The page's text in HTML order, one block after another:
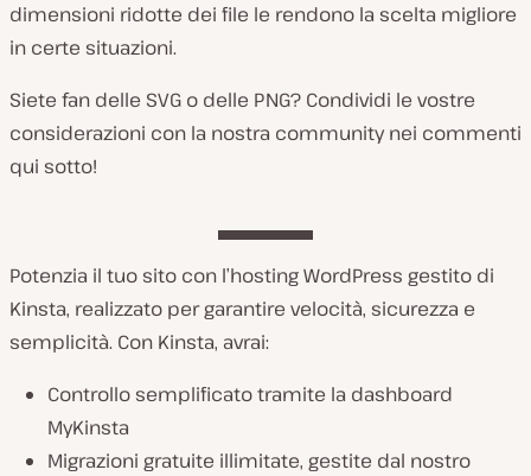
dimensioni ridotte dei file le rendono la scelta migliore
in certe situazioni.
Siete fan delle SVG o delle PNG? Condividi le vostre
considerazioni con la nostra community nei commenti
qui sotto!
Potenzia il tuo sito con l’hosting WordPress gestito di
Kinsta, realizzato per garantire velocità, sicurezza e
semplicità. Con Kinsta, avrai:
Controllo semplificato tramite la dashboard
MyKinsta
Migrazioni gratuite illimitate, gestite dal nostro